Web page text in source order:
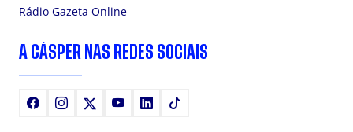
Rádio Gazeta Online
A CÁSPER NAS REDES SOCIAIS
FacebookInstagram YoutubeLinkedIn